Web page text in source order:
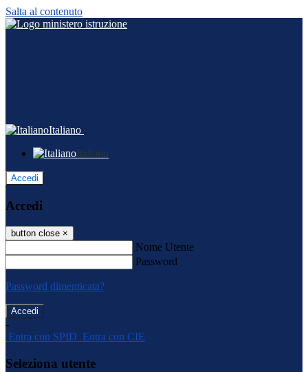
Salta al contenuto
Italiano
Italiano
Accedi
Accedi
button close ×
Nome Utente
Password
Password dimenticata?
-
Entra con SPID Entra con CIE
Seleziona utente